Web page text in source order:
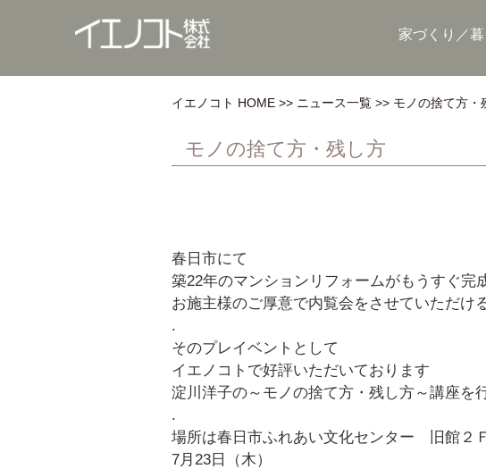
家づくり
イエノコト HOME ニュース一覧 モノの捨て方・
モノの捨て方・残し方
春日市にて
築22年のマンションリフォームがもうすぐ完
お施主様のご厚意で内覧会をさせていただけ
.
そのプレイベントとして
イエノコトで好評いただいております
淀川洋子の～モノの捨て方・残し方～講座を
.
場所は春日市ふれあい文化センター 旧館２
7月23日（木）